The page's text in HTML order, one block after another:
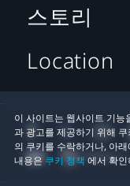
이 사이트는 웹사이트 기능
과 광고를 제공하기 위해
의 쿠키를 수락하거나, 아
내용은 쿠키 정책 에서 확
스토리
Location